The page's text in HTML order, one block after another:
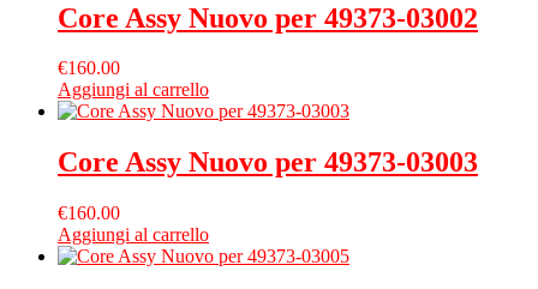
Core Assy Nuovo per 49373-03002
€160.00
Aggiungi al carrello
Core Assy Nuovo per 49373-03003
€160.00
Aggiungi al carrello